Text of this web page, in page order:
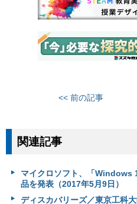
<< 前の記事
関連記事
マイクロソフト、「Windows
品を発表（2017年5月9日）
ディスカバリーズ／東京工科